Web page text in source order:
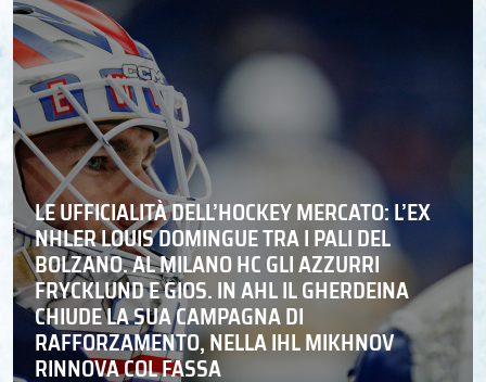
LE UFFICIALITÀ DELL’HOCKEY MERCATO: L’EX
NHLER LOUIS DOMINGUE TRA I PALI DEL
BOLZANO. AL MILANO HC GLI AZZURRI
FRYCKLUND E GIOS. IN AHL IL GHERDEINA
CHIUDE LA SUA CAMPAGNA DI
RAFFORZAMENTO, NELLA IHL MIKHNOV
RINNOVA COL FASSA